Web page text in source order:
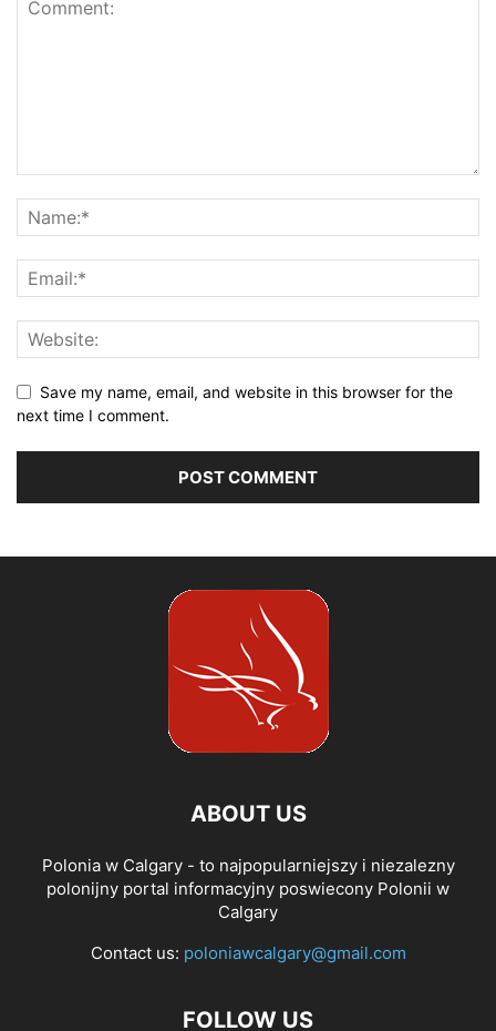
Save my name, email, and website in this browser for the
next time I comment.
ABOUT US
Polonia w Calgary - to najpopularniejszy i niezalezny
polonijny portal informacyjny poswiecony Polonii w
Calgary
Contact us: poloniawcalgary@gmail.com
FOLLOW US